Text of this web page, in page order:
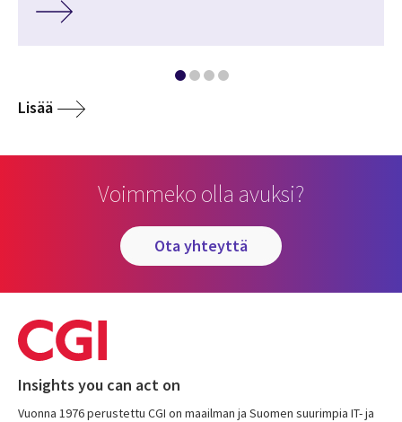
Lisää
Voimmeko olla avuksi?
ota yhteyttä
Insights you can act on
Vuonna 1976 perustettu CGI on maailman ja Suomen suurimpia IT- ja